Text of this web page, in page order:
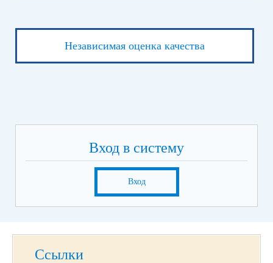
Независимая оценка качества
Вход в систему
Вход
Ссылки